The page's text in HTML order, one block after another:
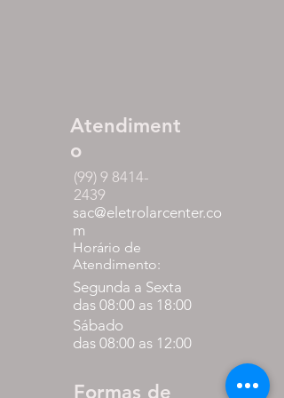
Atendiment
o
(99) 9 8414-
2439
sac@eletrolarcenter.co
m
Horário de
Atendimento:
Segunda a Sexta
das 08:00 as 18:00
Sábado
das 08:00 as 12:00
Formas de